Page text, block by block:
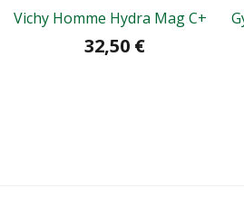
Vichy Homme Hydra Mag C+
32,50 €